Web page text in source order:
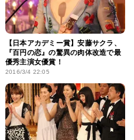
【日本アカデミー賞】安藤サクラ、
『百円の恋』の驚異の肉体改造で最
優秀主演女優賞！
2016/3/4 22:05